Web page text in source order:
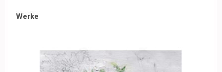
Werke